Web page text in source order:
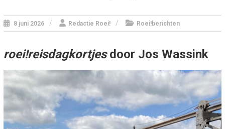
8 juni 2026 Redactie Roei! Roei!berichten
roei!reisdagkortjesdoor Jos Wassink